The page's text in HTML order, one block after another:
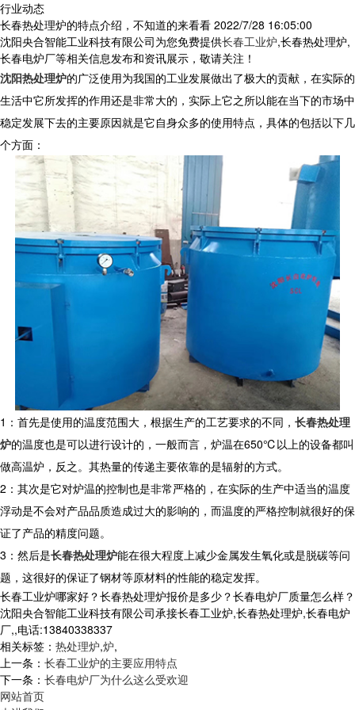
行业动态
长春热处理炉的特点介绍，不知道的来看看 2022/7/28 16:05:00
沈阳央合智能工业科技有限公司为您免费提供长春工业炉,长春热处理炉,
长春电炉厂等相关信息发布和资讯展示，敬请关注！
沈阳热处理炉的广泛使用为我国的工业发展做出了极大的贡献，在实际的
生活中它所发挥的作用还是非常大的，实际上它之所以能在当下的市场中
稳定发展下去的主要原因就是它自身众多的使用特点，具体的包括以下几
个方面：
1：首先是使用的温度范围大，根据生产的工艺要求的不同， 长春热处理
炉的温度也是可以进行设计的，一般而言，炉温在650℃以上的设备都叫
做高温炉，反之。其热量的传递主要依靠的是辐射的方式。
2：其次是它对炉温的控制也是非常严格的，在实际的生产中适当的温度
浮动是不会对产品品质造成过大的影响的，而温度的严格控制就很好的保
证了产品的精度问题。
3：然后是长春热处理炉能在很大程度上减少金属发生氧化或是脱碳等问
题，这很好的保证了钢材等原材料的性能的稳定发挥。
长春工业炉哪家好？长春热处理炉报价是多少？长春电炉厂质量怎么样？
沈阳央合智能工业科技有限公司承接长春工业炉,长春热处理炉,长春电炉
厂,,电话:13840338337
相关标签： 热处理炉,炉,
上一条： 长春工业炉的主要应用特点
下一条： 长春电炉厂为什么这么受欢迎
网站首页